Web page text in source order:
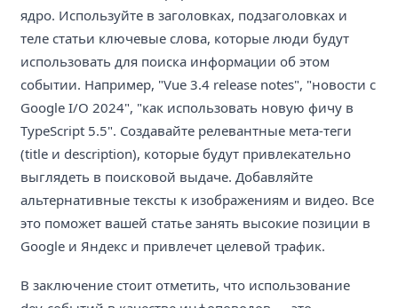
ядро. Используйте в заголовках, подзаголовках и
теле статьи ключевые слова, которые люди будут
использовать для поиска информации об этом
событии. Например, "Vue 3.4 release notes", "новости с
Google I/O 2024", "как использовать новую фичу в
TypeScript 5.5". Создавайте релевантные мета-теги
(title и description), которые будут привлекательно
выглядеть в поисковой выдаче. Добавляйте
альтернативные тексты к изображениям и видео. Все
это поможет вашей статье занять высокие позиции в
Google и Яндекс и привлечет целевой трафик.
В заключение стоит отметить, что использование